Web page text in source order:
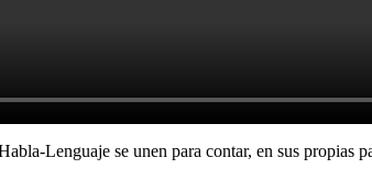
Lenguaje se unen para contar, en sus propias